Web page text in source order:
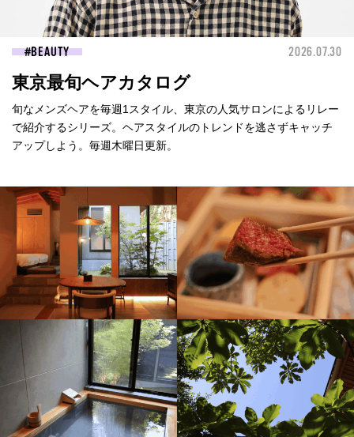
BEAUTY 2026.07.30
東京最旬ヘアカタログ
旬なメンズヘアを毎週1スタイル、東京の人気サロンによるリレー
で紹介するシリーズ。ヘアスタイルのトレンドを逃さずキャッチ
アップしよう。毎週木曜日更新。